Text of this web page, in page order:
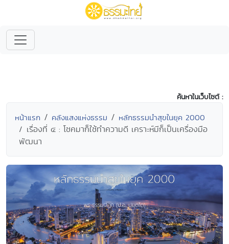
ค้นหาในเว็บไซต์ :
หน้าแรก คลังแสงแห่งธรรม หลักธรรมนำสุขในยุค 2000
เรื่องที่ ๔ : โชคมาก็ใช้ทำความดี เคราะห์มีก็เป็นเครื่องมือ
พัฒนา